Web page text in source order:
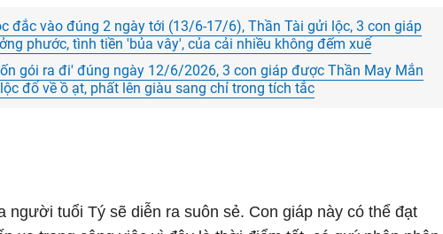
đắc vào đúng 2 ngày tới (13/6-17/6), Thần Tài gửi lộc, 3 con giáp
phước, tình tiền 'bủa vây', của cải nhiều không đếm xuể
gói ra đi' đúng ngày 12/6/2026, 3 con giáp được Thần May Mắn
đổ về ồ ạt, phất lên giàu sang chỉ trong tích tắc
người tuổi Tý sẽ diễn ra suôn sẻ. Con giáp này có thể đạt